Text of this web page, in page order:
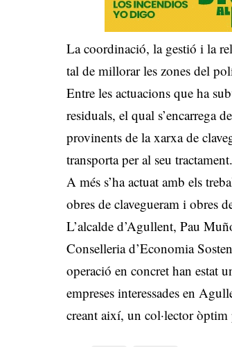
La coordinació, la gestió i la
tal de millorar les zones del
Entre les actuacions que ha
residuals, el qual s’encarrega
provinents de la xarxa de
transporta per al seu tractament.
A més s’ha actuat amb els
obres de clavegueram i obres
L’alcalde d’Agullent, Pau
Conselleria d’Economia
operació en concret han estat
empreses interessades en
creant així, un col·lector òptim